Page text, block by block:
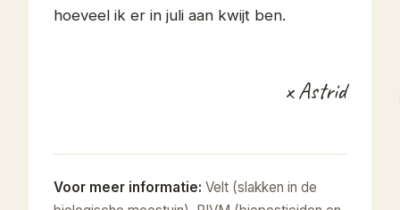
hoeveel ik er in juli aan kwijt ben.
x Astrid
Voor meer informatie: Velt (slakken in de